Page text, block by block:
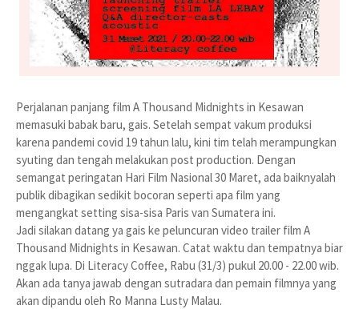
Perjalanan panjang film A Thousand Midnights in Kesawan
memasuki babak baru, gais. Setelah sempat vakum produksi
karena pandemi covid 19 tahun lalu, kini tim telah merampungkan
syuting dan tengah melakukan post production. Dengan
semangat peringatan Hari Film Nasional 30 Maret, ada baiknyalah
publik dibagikan sedikit bocoran seperti apa film yang
mengangkat setting sisa-sisa Paris van Sumatera ini.
Jadi silakan datang ya gais ke peluncuran video trailer film A
Thousand Midnights in Kesawan. Catat waktu dan tempatnya biar
nggak lupa. Di Literacy Coffee, Rabu (31/3) pukul 20.00 - 22.00 wib.
Akan ada tanya jawab dengan sutradara dan pemain filmnya yang
akan dipandu oleh Ro Manna Lusty Malau.